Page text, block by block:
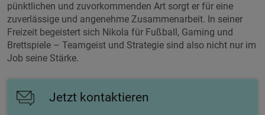
pünktlichen und zuvorkommenden Art sorgt er für eine
zuverlässige und angenehme Zusammenarbeit. In seiner
Freizeit begeistert sich Nikola für Fußball, Gaming und
Brettspiele – Teamgeist und Strategie sind also nicht nur im
Job seine Stärke.
Jetzt kontaktieren